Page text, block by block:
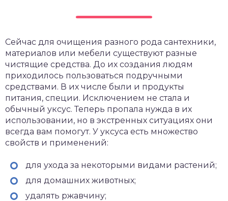
Сейчас для очищения разного рода сантехники,
материалов или мебели существуют разные
чистящие средства. До их создания людям
приходилось пользоваться подручными
средствами. В их числе были и продукты
питания, специи. Исключением не стала и
обычный уксус. Теперь пропала нужда в их
использовании, но в экстренных ситуациях они
всегда вам помогут. У уксуса есть множество
свойств и применений:
для ухода за некоторыми видами растений;
для домашних животных;
удалять ржавчину;